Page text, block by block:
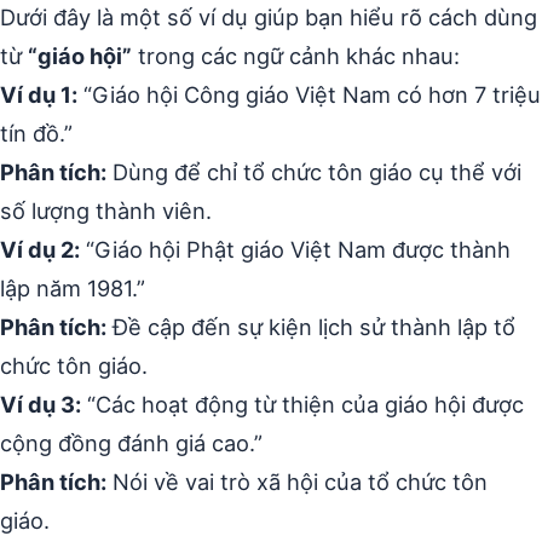
Dưới đây là một số ví dụ giúp bạn hiểu rõ cách dùng
từ “giáo hội” trong các ngữ cảnh khác nhau:
Ví dụ 1: “Giáo hội Công giáo Việt Nam có hơn 7 triệu
tín đồ.”
Phân tích: Dùng để chỉ tổ chức tôn giáo cụ thể với
số lượng thành viên.
Ví dụ 2: “Giáo hội Phật giáo Việt Nam được thành
lập năm 1981.”
Phân tích:Đề cập đến sự kiện lịch sử thành lập tổ
chức tôn giáo.
Ví dụ 3: “Các hoạt động từ thiện của giáo hội được
cộng đồng đánh giá cao.”
Phân tích: Nói về vai trò xã hội của tổ chức tôn
giáo.